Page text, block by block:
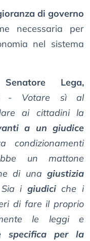
di governo
necessaria per
nel sistema
Lega,
- Votare sì al
ai cittadini la
a un giudice
condizionamenti
un mattone
di una giustizia
i giudiciche i
di fare il proprio
le leggi e
specifica per la